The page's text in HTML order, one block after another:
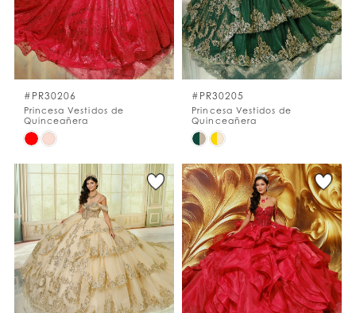
#PR30206
Princesa Vestidos de
Quinceañera
Skip
List
#39230eb19d
to
end
#PR30205
Princesa Vestidos de
Quinceañera
Skip
List
#8995142b88
to
end